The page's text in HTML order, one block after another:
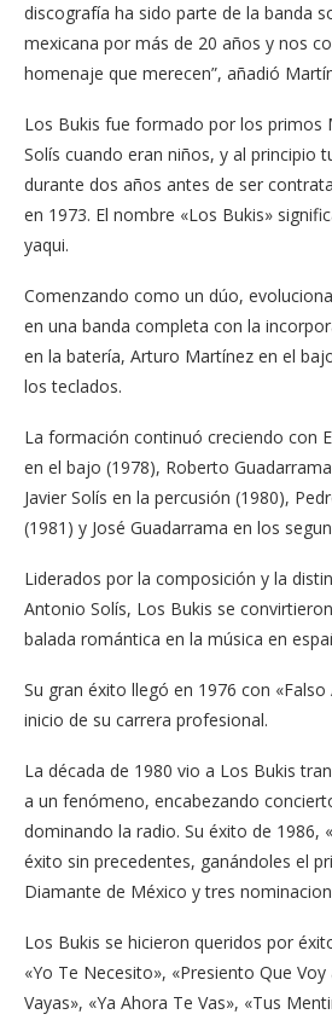
discografía ha sido parte de la banda
mexicana por más de 20 años y nos
homenaje que merecen”, añadió
Los Bukis fue formado por los primos
Solís cuando eran niños, y al principio
durante dos años antes de ser
en 1973. El nombre «Los Bukis»
yaqui.
Comenzando como un dúo,
en una banda completa con la
en la batería, Arturo Martínez en el
los teclados.
La formación continuó creciendo con
en el bajo (1978), Roberto
Javier Solís en la percusión (1980),
(1981) y José Guadarrama en los
Liderados por la composición y la
Antonio Solís, Los Bukis se
balada romántica en la música en
Su gran éxito llegó en 1976 con
inicio de su carrera profesional.
La década de 1980 vio a Los Bukis
a un fenómeno, encabezando
dominando la radio. Su éxito de 1986,
éxito sin precedentes, ganándoles el
Diamante de México y tres
Los Bukis se hicieron queridos por
«Yo Te Necesito», «Presiento Que
Vayas», «Ya Ahora Te Vas», «Tus